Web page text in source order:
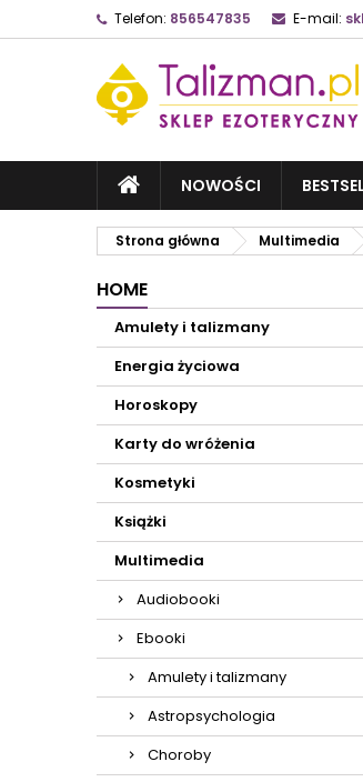
Telefon: 856547835 E-mail:
NOWOŚCI
Strona główna Multimedia
HOME
Amulety i talizmany
Energia życiowa
Horoskopy
Karty do wróżenia
Kosmetyki
Książki
Multimedia
Audiobooki
Ebooki
Amulety i talizmany
Astropsychologia
Choroby